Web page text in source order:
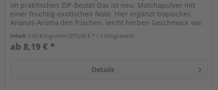
im praktischen ZIP-Beutel Das ist neu: Matchapulver mit
einer fruchtig-exotischen Note. Hier ergänzt tropisches
Ananas-Aroma den frischen, leicht herben Geschmack von
Inhalt 0.03 Kilogramm(273,00 € * / 1 Kilogramm)
ab 8,19 € *
Details